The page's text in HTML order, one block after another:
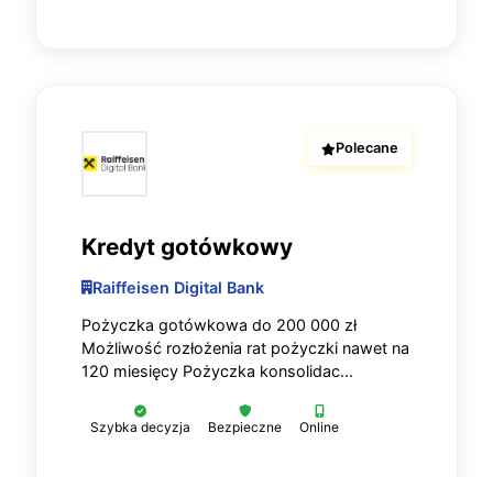
Polecane
Kredyt gotówkowy
Raiffeisen Digital Bank
Pożyczka gotówkowa do 200 000 zł
Możliwość rozłożenia rat pożyczki nawet na
120 miesięcy Pożyczka konsolidac...
Szybka decyzja Bezpieczne Online